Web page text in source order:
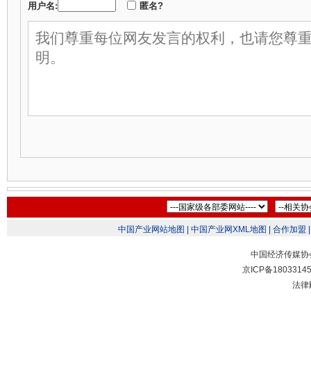
用户名: 匿名?
中国产业网站地图 | 中国产业网XML地图 | 合作加盟 |
中国经济传媒
京ICP备
法